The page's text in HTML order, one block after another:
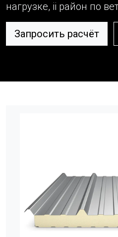
нагрузке, ii район по
Запросить расчёт